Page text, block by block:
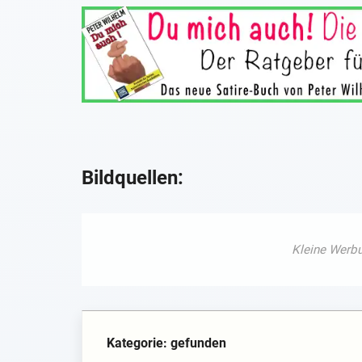
Bildquellen:
Kategorie: gefunden